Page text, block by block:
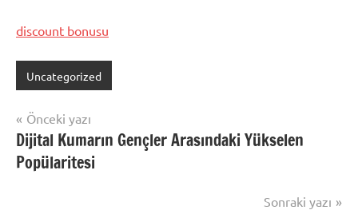
discount bonusu
Uncategorized
Yazı
gezinmesi
Önceki yazı
Dijital Kumarın Gençler Arasındaki Yükselen
Popülaritesi
Sonraki yazı